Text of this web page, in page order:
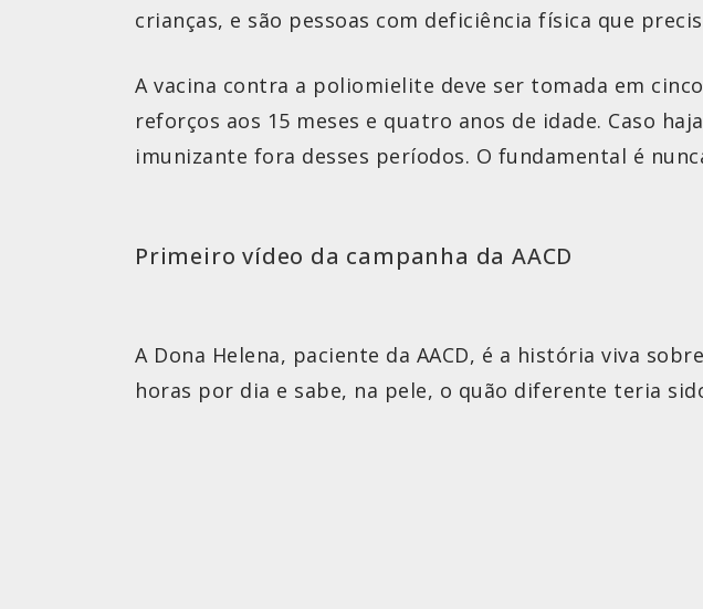
crianças, e são pessoas com deficiência física que
A vacina contra a poliomielite deve ser tomada em
reforços aos 15 meses e quatro anos de idade. Caso
imunizante fora desses períodos. O fundamental é
Primeiro vídeo da campanha da AACD
A Dona Helena, paciente da AACD, é a história viva
horas por dia e sabe, na pele, o quão diferente teria